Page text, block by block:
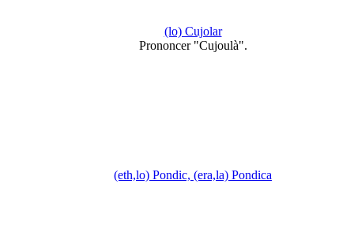
(lo) Cujolar
Prononcer "Cujoulà".
(eth,lo) Pondic, (era,la) Pondica